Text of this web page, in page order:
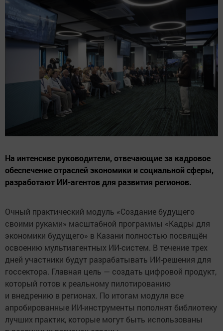
На интенсиве руководители, отвечающие за кадровое
обеспечение отраслей экономики и социальной сферы,
разработают ИИ-агентов для развития регионов.
Очный практический модуль «Создание будущего
своими руками» масштабной программы «Кадры для
экономики будущего» в Казани полностью посвящён
освоению мультиагентных ИИ-систем. В течение трех
дней участники будут разрабатывать ИИ-решения для
госсектора. Главная цель — создать цифровой продукт,
который готов к реальному пилотированию
и внедрению в регионах. По итогам модуля все
апробированные ИИ-инструменты пополнят библиотеку
лучших практик, которые могут быть использованы